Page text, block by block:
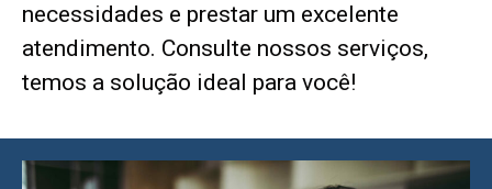
necessidades e prestar um excelente
atendimento. Consulte nossos serviços,
temos a solução ideal para você!